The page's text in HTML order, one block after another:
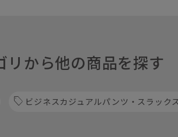
リから他の商品を探す
ビジネスカジュアルパンツ・スラックス